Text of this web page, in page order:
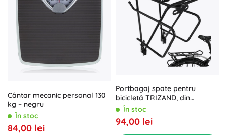
Cântar mecanic personal 130
kg – negru
În stoc
84,00 lei
Portbagaj spate pentru
bicicletă TRIZAND, din
aluminiu, 25 kg, pentru roți 24–
În stoc
94,00 lei